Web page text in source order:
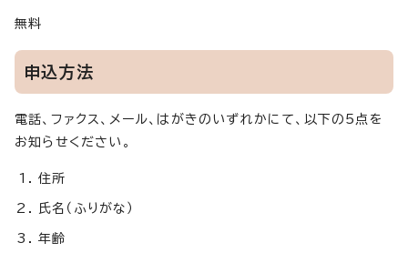
無料
申込方法
電話、ファクス、メール、はがきのいずれかにて、以下の5点を
お知らせください。
住所
氏名（ふりがな）
年齢